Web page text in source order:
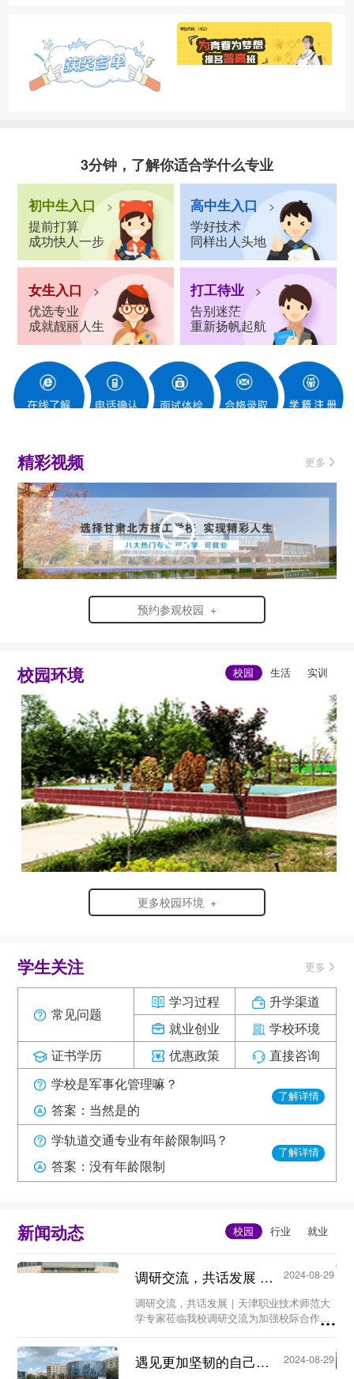
3分钟，了解你适合学什么专业
初中生入口 >
提前打算
成功快人一步
高中生入口 >
学好技术
同样出人头地
女生入口 >
优选专业
成就靓丽人生
打工待业 >
告别迷茫
重新扬帆起航
精彩视频 更多
预约参观校园 +
校园环境
更多校园环境 +
学生关注 更多
常见问题
学习过程
就业创业
升学渠道
学校环境
证书学历
优惠政策
直接咨询
学校是军事化管理嘛？
答案：当然是的
了解详情
学轨道交通专业有年龄限制吗？
答案：没有年龄限制
了解详情
新闻动态
调研交流，共话发展 ｜天津职业技术师范大学专家莅临我校...
2024-08-29
调研交流，共话发展｜天津职业技术师范大
学专家莅临我校调研交流为加强校际合作，
技术师范大学工程实训中心暨世界技能大赛
遇见更加坚韧的自己！ ——2024级新生军训见闻...
2024-08-29